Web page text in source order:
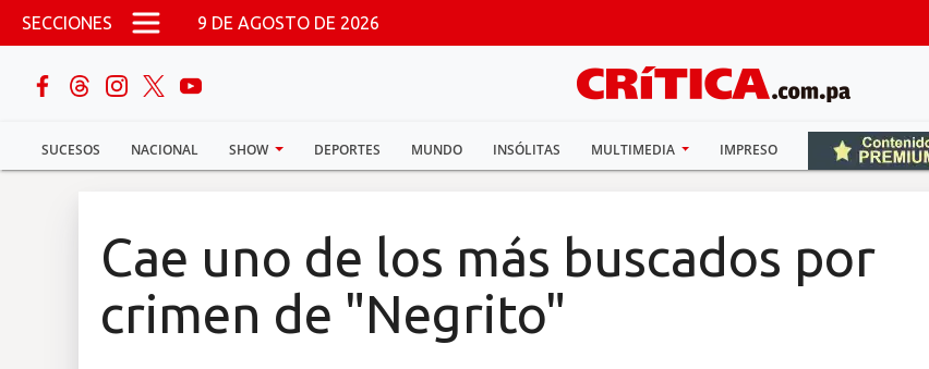
Pasar al contenido principal
SECCIONES 9 DE AGOSTO DE 2026
SUCESOS NACIONAL SHOW DEPORTES MUNDO INSÓLITAS MULTIMEDIA IMPRESO
buscar
Sucesos
Cae uno de los más buscados por
crimen de "Negrito"